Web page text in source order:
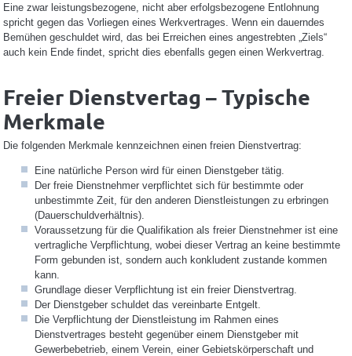
Eine zwar leistungsbezogene, nicht aber erfolgsbezogene Entlohnung
spricht gegen das Vorliegen eines Werkvertrages. Wenn ein dauerndes
Bemühen geschuldet wird, das bei Erreichen eines angestrebten „Ziels“
auch kein Ende findet, spricht dies ebenfalls gegen einen Werkvertrag.
Freier Dienstvertag – Typische
Merkmale
Die folgenden Merkmale kennzeichnen einen freien Dienstvertrag:
Eine natürliche Person wird für einen Dienstgeber tätig.
Der freie Dienstnehmer verpflichtet sich für bestimmte oder
unbestimmte Zeit, für den anderen Dienstleistungen zu erbringen
(Dauerschuldverhältnis).
Voraussetzung für die Qualifikation als freier Dienstnehmer ist eine
vertragliche Verpflichtung, wobei dieser Vertrag an keine bestimmte
Form gebunden ist, sondern auch konkludent zustande kommen
kann.
Grundlage dieser Verpflichtung ist ein freier Dienstvertrag.
Der Dienstgeber schuldet das vereinbarte Entgelt.
Die Verpflichtung der Dienstleistung im Rahmen eines
Dienstvertrages besteht gegenüber einem Dienstgeber mit
Gewerbebetrieb, einem Verein, einer Gebietskörperschaft und